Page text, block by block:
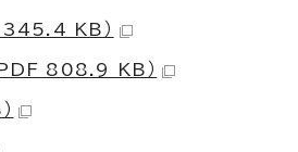
345.4 KB）
PDF 808.9 KB）